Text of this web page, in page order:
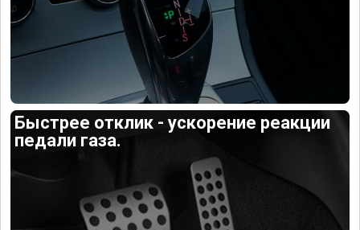
Быстрее отклик - ускорение реакции
педали газа.